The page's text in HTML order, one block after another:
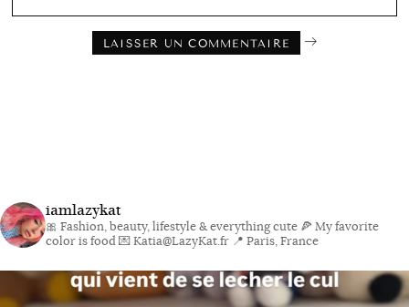
iamlazykat
🎀 Fashion, beauty, lifestyle & everything cute 🍕 My favorite
color is food💌 Katia@LazyKat.fr 📍 Paris, France